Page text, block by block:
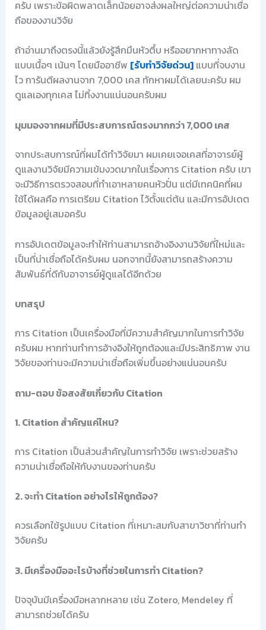
ครับ เพราะข้อผิดพลาดเล็กน้อยอาจส่งผลใหญ่ต่อความน่าเชื่อ
ถือของงานวิจัย
ถ้าอ่านมาถึงตรงนี้แล้วยังรู้สึกมึนหัวตึ้บ หรืออยากหาทางลัด
แบบเนื้อๆ เน้นๆ โดยมืออาชีพ [รับทำวิจัยด่วน]แบบที่จบงาน
ไว การันตีผลงานจาก 7,000 เคส ทักหาผมได้เลยนะครับ ผม
ดูแลเองทุกเคส ไม่ทิ้งงานแน่นอนครับผม
มุมมองจากผมที่มีประสบการณ์ตรงมากกว่า 7,000 เคส
จากประสบการณ์ที่ผมได้ทำวิจัยมา ผมเคยเจอเคสที่อาจารย์ผู้
ดูแลงานวิจัยมีความเข้มงวดมากในเรื่องการ Citation ครับ เขา
จะมีวิธีการตรวจสอบที่ทำเอาหลายคนหัวปั่น แต่มีเทคนิคที่ผม
ใช้ได้ผลคือ การเตรียม Citation ไว้ตั้งแต่ต้น และมีการอัปเดต
ข้อมูลอยู่เสมอครับ
การอัปเดตข้อมูลจะทำให้ท่านสามารถอ้างอิงงานวิจัยที่ใหม่และ
เป็นที่น่าเชื่อถือได้ครับผม นอกจากนี้ยังสามารถสร้างความ
สัมพันธ์ที่ดีกับอาจารย์ผู้ดูแลได้อีกด้วย
บทสรุป
การ Citation เป็นเครื่องมือที่มีความสำคัญมากในการทำวิจัย
ครับผม หากท่านทำการอ้างอิงให้ถูกต้องและมีประสิทธิภาพ งาน
วิจัยของท่านจะมีความน่าเชื่อถือเพิ่มขึ้นอย่างแน่นอนครับ
ถาม-ตอบ ข้อสงสัยเกี่ยวกับ Citation
1. Citation สำคัญแค่ไหน?
การ Citation เป็นส่วนสำคัญในการทำวิจัย เพราะช่วยสร้าง
ความน่าเชื่อถือให้กับงานของท่านครับ
2. จะทำ Citation อย่างไรให้ถูกต้อง?
ควรเลือกใช้รูปแบบ Citation ที่เหมาะสมกับสาขาวิชาที่ท่านทำ
วิจัยครับ
3. มีเครื่องมืออะไรบ้างที่ช่วยในการทำ Citation?
ปัจจุบันมีเครื่องมือหลากหลาย เช่น Zotero, Mendeley ที่
สามารถช่วยได้ครับ